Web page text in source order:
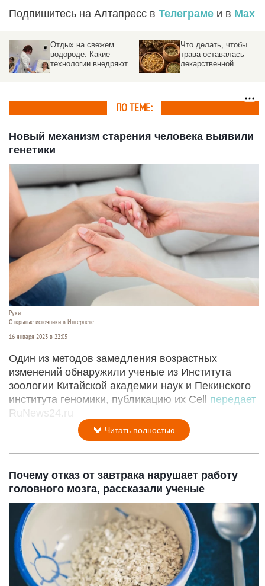
Подпишитесь на Алтапресс в Телеграме и в Max
Отдых на свежем
водороде. Какие
технологии внедряют в
Что делать, чтобы
трава оставалась
лекарственной
ПО ТЕМЕ:
Новый механизм старения человека выявили
генетики
Руки.
Открытые источники в Интернете
16 января 2023 в 22:05
Один из методов замедления возрастных
изменений обнаружили ученые из Института
зоологии Китайской академии наук и Пекинского
института геномики, публикацию их Cell передает
RuNews24.ru
Читать полностью
Почему отказ от завтрака нарушает работу
головного мозга, рассказали ученые